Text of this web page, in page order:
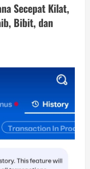
Secepat Kilat,
Bibit, dan